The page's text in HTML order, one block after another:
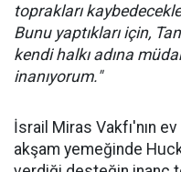
toprakları
Bunu yaptıkları için,
kendi halkı adına
inanıyorum."
İsrail Miras Vakfı'nın
akşam yemeğinde